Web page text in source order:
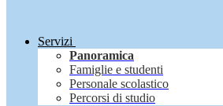
Servizi
Panoramica
Famiglie e studenti
Personale scolastico
Percorsi di studio